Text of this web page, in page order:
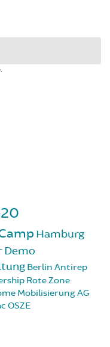
Hamburg
Demo
Berlin Antirep
Rote Zone
MobilisierungAG
OSZE